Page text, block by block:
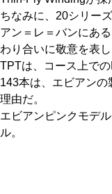
ちなみに、20シリー
アン＝レ＝バンにあ
わり合いに敬意を表
TPTは、コース上で
143本は、エビアン
理由だ。
エビアンピンクモデ
ル。